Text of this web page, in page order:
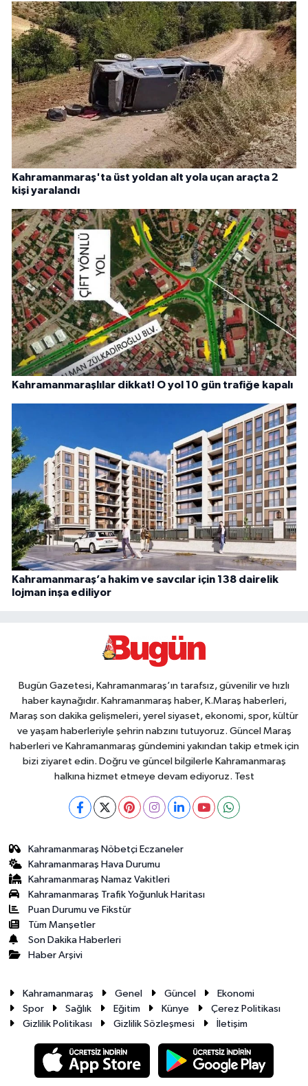
Kahramanmaraş'ta üst yoldan alt yola uçan araçta 2
kişi yaralandı
Kahramanmaraşlılar dikkat! O yol 10 gün trafiğe kapalı
Kahramanmaraş’a hakim ve savcılar için 138 dairelik
lojman inşa ediliyor
Bugün Gazetesi, Kahramanmaraş’ın tarafsız, güvenilir ve hızlı
haber kaynağıdır. Kahramanmaraş haber, K.Maraş haberleri,
Maraş son dakika gelişmeleri, yerel siyaset, ekonomi, spor, kültür
ve yaşam haberleriyle şehrin nabzını tutuyoruz. Güncel Maraş
haberleri ve Kahramanmaraş gündemini yakından takip etmek için
bizi ziyaret edin. Doğru ve güncel bilgilerle Kahramanmaraş
halkına hizmet etmeye devam ediyoruz. Test
Kahramanmaraş Nöbetçi Eczaneler
Kahramanmaraş Hava Durumu
Kahramanmaraş Namaz Vakitleri
Kahramanmaraş Trafik Yoğunluk Haritası
Puan Durumu ve Fikstür
Tüm Manşetler
Son Dakika Haberleri
Haber Arşivi
Kahramanmaraş Genel Güncel
Ekonomi
Spor
Sağlık Eğitim Künye
Çerez Politikası
Gizlilik Politikası
Gizlilik Sözleşmesi İletişim